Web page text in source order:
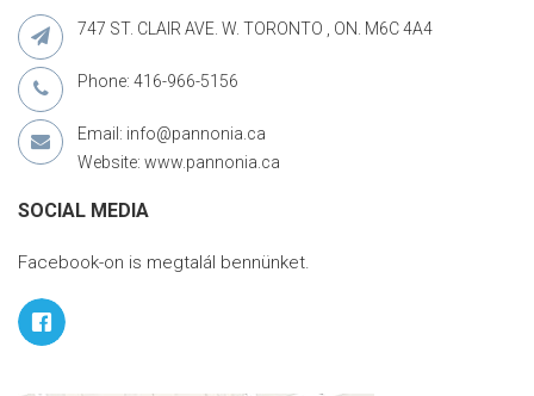
747 ST. CLAIR AVE. W. TORONTO , ON. M6C 4A4
Phone: 416-966-5156
Email: info@pannonia.ca
Website: www.pannonia.ca
SOCIAL MEDIA
Facebook-on is megtalál bennünket.